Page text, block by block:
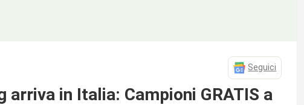
Seguici
in Italia: Campioni GRATIS a